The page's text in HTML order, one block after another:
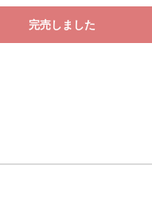
完売しました